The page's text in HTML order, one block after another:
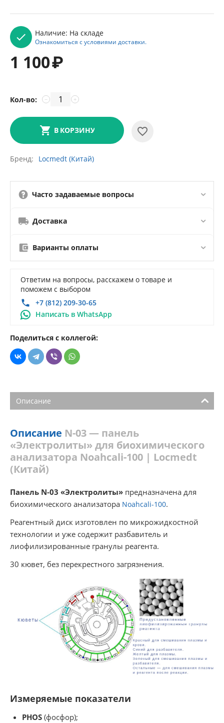
Наличие: На складе
Ознакомиться с условиями доставки.
1 100₽
Кол-во: +
−
В КОРЗИНУ
Бренд Locmedt (Китай)
Часто задаваемые вопросы
Доставка
Варианты оплаты
Ответим на вопросы, расскажем о товаре и
поможем с выбором
+7 (812) 209-30-65
Написать в WhatsApp
Поделиться с коллегой:
Описание
Описание N-03 — панель
«Электролиты» для биохимического
анализатора Noahcali-100 | Locmedt
(Китай)
Панель N-03 «Электролиты» предназначена для
биохимического анализатора Noahcali-100.
Реагентный диск изготовлен по микрожидкостной
технологии и уже содержит разбавитель и
лиофилизированные гранулы реагента.
30 кювет, без перекрестного загрязнения.
Измеряемые показатели
PHOS (фосфор);